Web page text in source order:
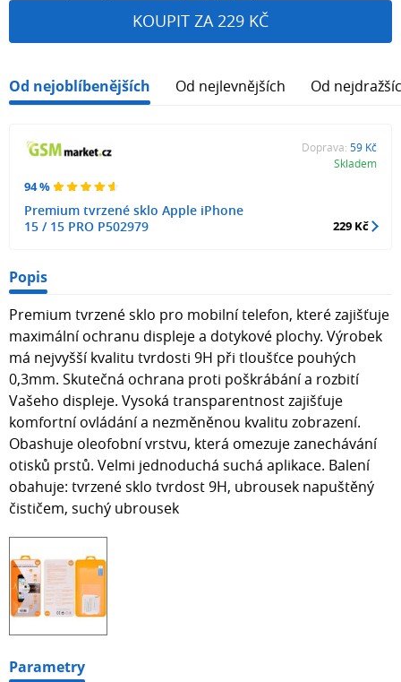
KOUPIT ZA 229 KČ
Od nejoblíbenějších Od nejlevnějších Od
94 %
Premium tvrzené sklo Apple iPhone
15 / 15 PRO P502979
Doprava: 59 Kč
Skladem
229 Kč
Popis
Premium tvrzené sklo pro mobilní telefon, které zajišťuje
maximální ochranu displeje a dotykové plochy. Výrobek
má nejvyšší kvalitu tvrdosti 9H při tloušťce pouhých
0,3mm. Skutečná ochrana proti poškrábání a rozbití
Vašeho displeje. Vysoká transparentnost zajišťuje
komfortní ovládání a nezměněnou kvalitu zobrazení.
Obashuje oleofobní vrstvu, která omezuje zanechávání
otisků prstů. Velmi jednoduchá suchá aplikace. Balení
obahuje: tvrzené sklo tvrdost 9H, ubrousek napuštěný
čističem, suchý ubrousek
Parametry